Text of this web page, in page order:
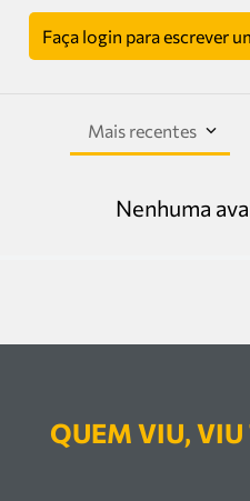
Faça login para escrever
Mais recentes
Nenhuma
QUEM VIU,